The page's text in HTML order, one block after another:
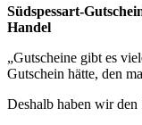
Südspessart-
Handel
„Gutscheine gibt es
Gutschein hätte, den
Deshalb haben wir den